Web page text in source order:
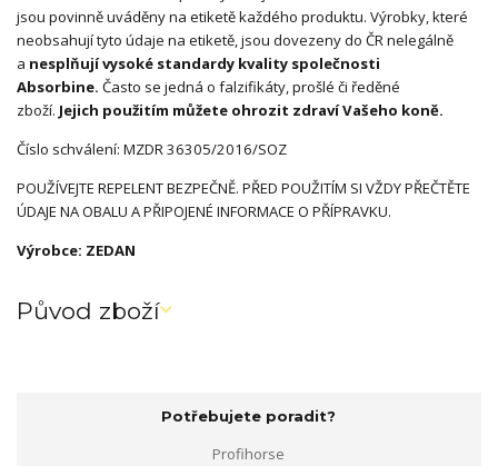
jsou povinně uváděny na etiketě každého produktu. Výrobky, které
neobsahují tyto údaje na etiketě, jsou dovezeny do ČR nelegálně
a nesplňují vysoké standardy kvality společnosti
Absorbine. Často se jedná o falzifikáty, prošlé či ředěné
zboží. Jejich použitím můžete ohrozit zdraví Vašeho koně.
Číslo schválení: MZDR 36305/2016/SOZ
POUŽÍVEJTE REPELENT BEZPEČNĚ. PŘED POUŽITÍM SI VŽDY PŘEČTĚTE
ÚDAJE NA OBALU A PŘIPOJENÉ INFORMACE O PŘÍPRAVKU.
Výrobce: ZEDAN
Původ zboží
Potřebujete poradit?
Profihorse